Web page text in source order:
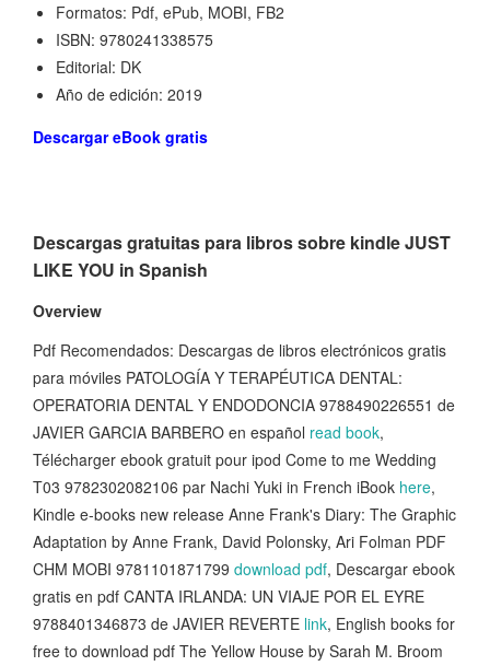
Formatos: Pdf, ePub, MOBI, FB2
ISBN: 9780241338575
Editorial: DK
Año de edición: 2019
Descargar eBook gratis
Descargas gratuitas para libros sobre kindle JUST
LIKE YOU in Spanish
Overview
Pdf Recomendados: Descargas de libros electrónicos gratis
para móviles PATOLOGÍA Y TERAPÉUTICA DENTAL:
OPERATORIA DENTAL Y ENDODONCIA 9788490226551 de
JAVIER GARCIA BARBERO en español read book,
Télécharger ebook gratuit pour ipod Come to me Wedding
T03 9782302082106 par Nachi Yuki in French iBook here,
Kindle e-books new release Anne Frank's Diary: The Graphic
Adaptation by Anne Frank, David Polonsky, Ari Folman PDF
CHM MOBI 9781101871799 download pdf, Descargar ebook
gratis en pdf CANTA IRLANDA: UN VIAJE POR EL EYRE
9788401346873 de JAVIER REVERTE link, English books for
free to download pdf The Yellow House by Sarah M. Broom